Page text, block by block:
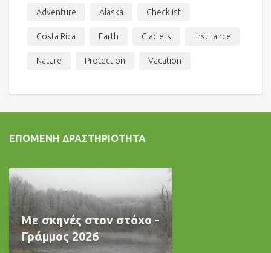
Adventure Alaska Checklist
Costa Rica Earth Glaciers Insurance
Nature Protection Vacation
ΕΠΌΜΕΝΗ ΔΡΑΣΤΗΡΙΌΤΗΤΑ
Με σκηνές στον στόχο -
Γράμμος 2026